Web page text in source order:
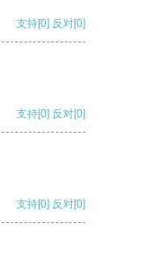
支持[0] 反对[0]
支持[0] 反对[0]
支持[0] 反对[0]